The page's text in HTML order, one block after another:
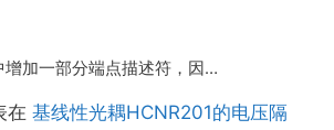
增加一部分端点描述符，因…
在 基线性光耦HCNR201的电压隔